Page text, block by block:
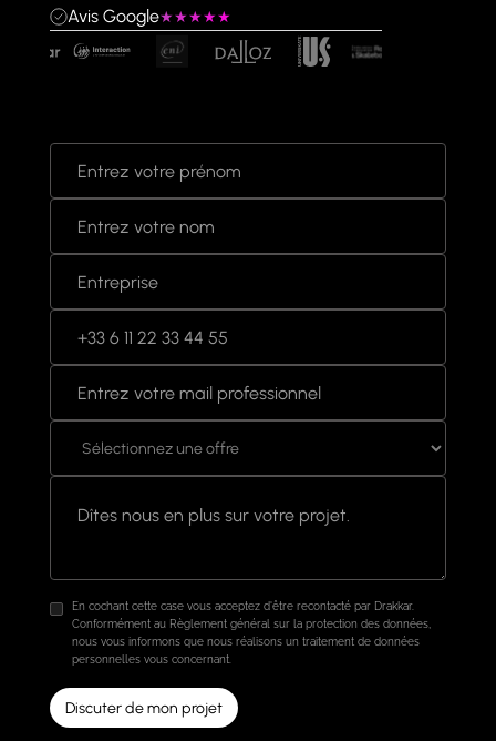
Avis Google★★★★★
En cochant cette case vous acceptez d'être recontacté par Drakkar.
Conformément au Règlement général sur la protection des données,
nous vous informons que nous réalisons un traitement de données
personnelles vous concernant.